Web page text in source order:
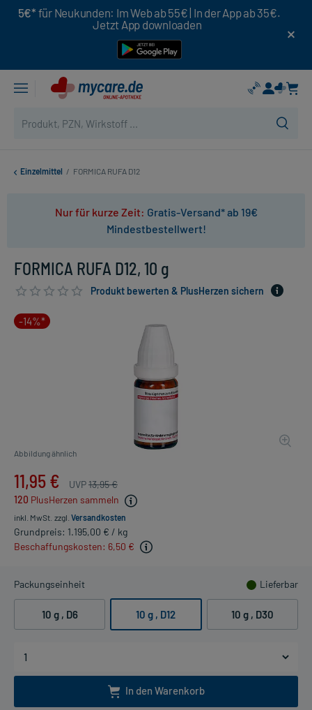
5€* für Neukunden: Im Web ab 55€ | In der App ab 35€.
Jetzt App downloaden
Einzelmittel / FORMICA RUFA D12
Nur für kurze Zeit: Gratis-Versand* ab 19€
Mindestbestellwert!
FORMICA RUFA D12, 10 g
Produkt bewerten & PlusHerzen sichern
-14%*
Abbildung ähnlich
11,95 € UVP13,95 €
120 PlusHerzen sammeln
inkl. MwSt. zzgl. Versandkosten
Grundpreis: 1.195,00 € / kg
Beschaffungskosten: 6,50 €
Packungseinheit Lieferbar
10 g , D6 10 g , D12 10 g , D30
In den Warenkorb